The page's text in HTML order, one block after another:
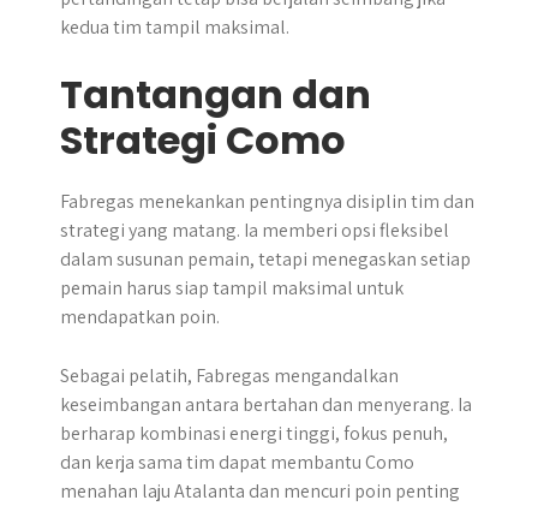
kedua tim tampil maksimal.
Tantangan dan
Strategi Como
Fabregas menekankan pentingnya disiplin tim dan
strategi yang matang. Ia memberi opsi fleksibel
dalam susunan pemain, tetapi menegaskan setiap
pemain harus siap tampil maksimal untuk
mendapatkan poin.
Sebagai pelatih, Fabregas mengandalkan
keseimbangan antara bertahan dan menyerang. Ia
berharap kombinasi energi tinggi, fokus penuh,
dan kerja sama tim dapat membantu Como
menahan laju Atalanta dan mencuri poin penting